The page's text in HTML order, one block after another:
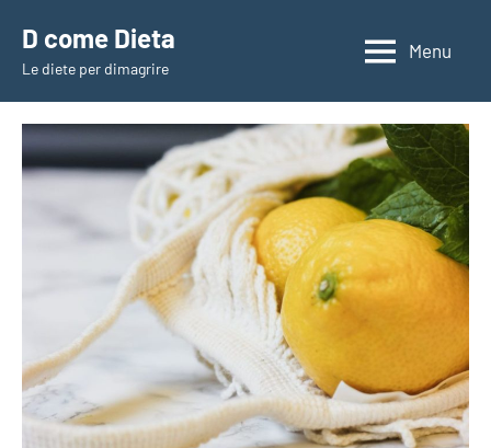
contenuto
D come Dieta
Le diete per dimagrire
Menu